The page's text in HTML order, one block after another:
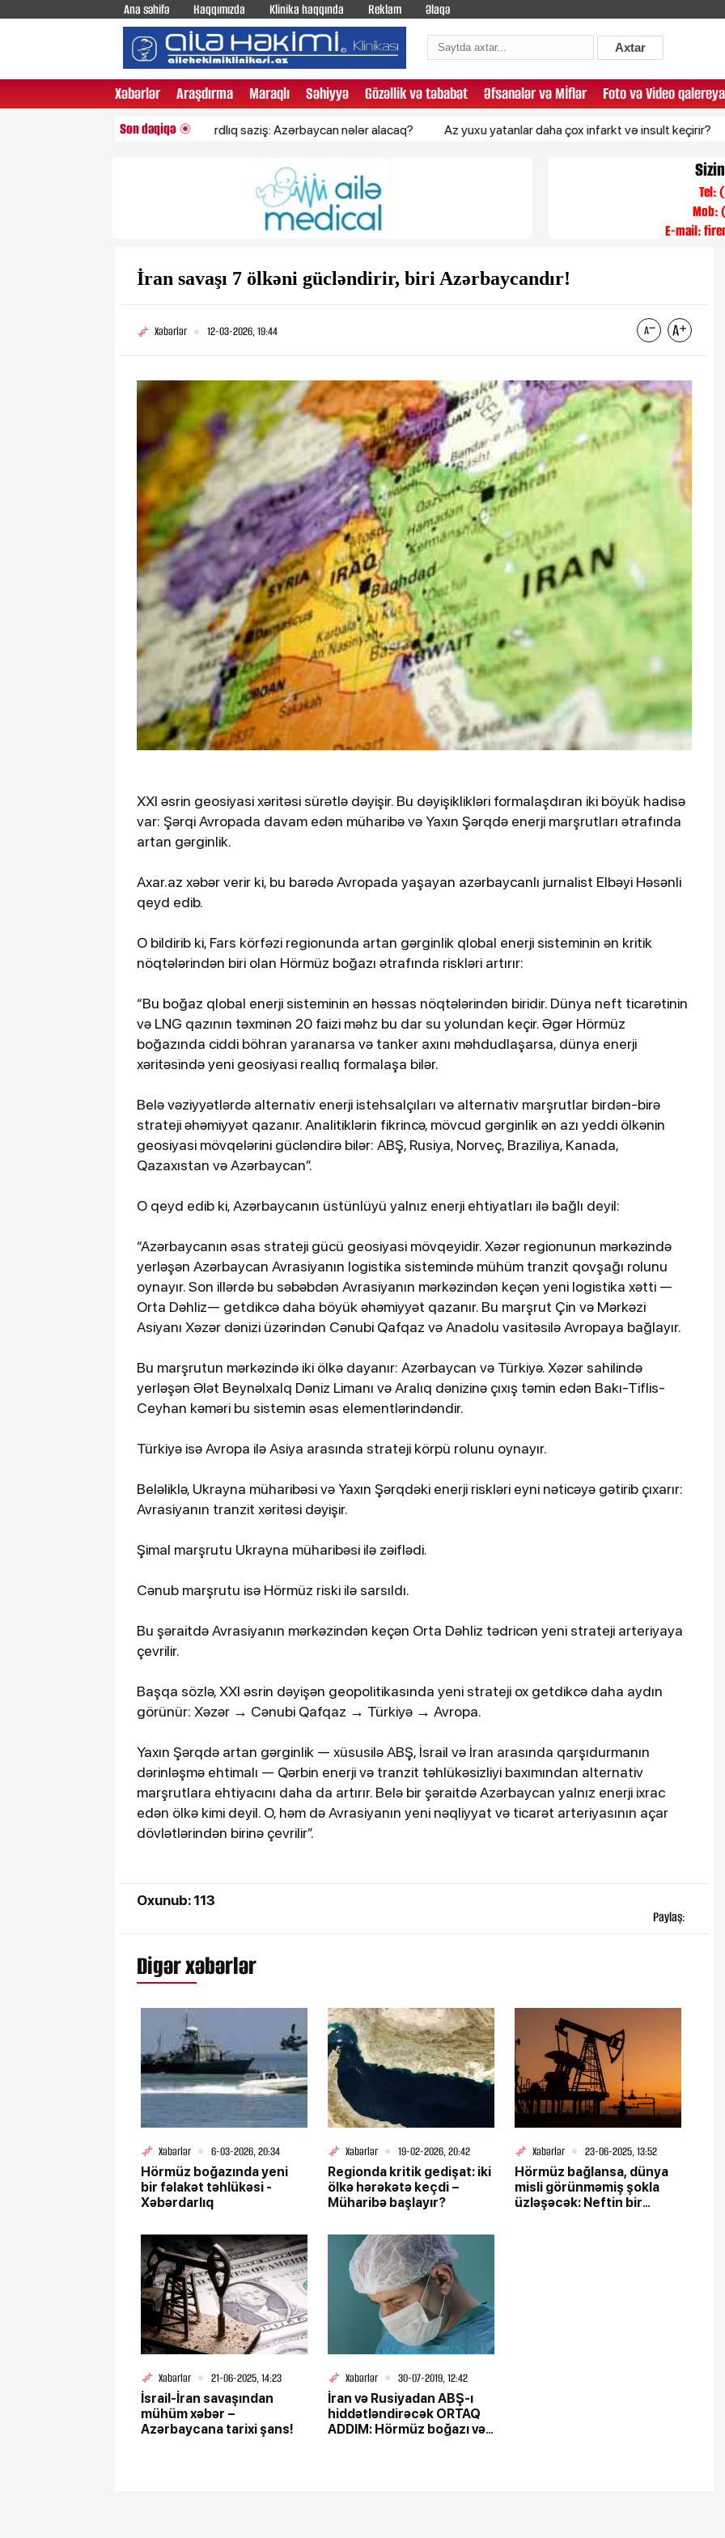
Ana səhifə Haqqımızda Klinika haqqında Reklam Əlaqə
Axtar
Xəbərlər Araşdırma Maraqlı Səhiyyə Gözəllik və təbabət Əfsanələr və Mİflər Foto və Video qalereya
Son dəqiqə
ABŞ-la 7,5 milyardlıq saziş: Azərbaycan nələr alacaq? Az yuxu yatanlar daha çox infarkt və insult keçirir?
Tel:
Mob:
E-mail:
İran savaşı 7 ölkəni gücləndirir, biri Azərbaycandır!
Xəbərlər 12-03-2026, 19:44
XXI əsrin geosiyasi xəritəsi sürətlə dəyişir. Bu dəyişiklikləri formalaşdıran iki böyük hadisə
var: Şərqi Avropada davam edən müharibə və Yaxın Şərqdə enerji marşrutları ətrafında
artan gərginlik.
Axar.az xəbər verir ki, bu barədə Avropada yaşayan azərbaycanlı jurnalist Elbəyi Həsənli
qeyd edib.
O bildirib ki, Fars körfəzi regionunda artan gərginlik qlobal enerji sisteminin ən kritik
nöqtələrindən biri olan Hörmüz boğazı ətrafında riskləri artırır:
“Bu boğaz qlobal enerji sisteminin ən həssas nöqtələrindən biridir. Dünya neft ticarətinin
və LNG qazının təxminən 20 faizi məhz bu dar su yolundan keçir. Əgər Hörmüz
boğazında ciddi böhran yaranarsa və tanker axını məhdudlaşarsa, dünya enerji
xəritəsində yeni geosiyasi reallıq formalaşa bilər.
Belə vəziyyətlərdə alternativ enerji istehsalçıları və alternativ marşrutlar birdən-birə
strateji əhəmiyyət qazanır. Analitiklərin fikrincə, mövcud gərginlik ən azı yeddi ölkənin
geosiyasi mövqelərini gücləndirə bilər: ABŞ, Rusiya, Norveç, Braziliya, Kanada,
Qazaxıstan və Azərbaycan”.
O qeyd edib ki, Azərbaycanın üstünlüyü yalnız enerji ehtiyatları ilə bağlı deyil:
“Azərbaycanın əsas strateji gücü geosiyasi mövqeyidir. Xəzər regionunun mərkəzində
yerləşən Azərbaycan Avrasiyanın logistika sistemində mühüm tranzit qovşağı rolunu
oynayır. Son illərdə bu səbəbdən Avrasiyanın mərkəzindən keçən yeni logistika xətti —
Orta Dəhliz— getdikcə daha böyük əhəmiyyət qazanır. Bu marşrut Çin və Mərkəzi
Asiyanı Xəzər dənizi üzərindən Cənubi Qafqaz və Anadolu vasitəsilə Avropaya bağlayır.
Bu marşrutun mərkəzində iki ölkə dayanır: Azərbaycan və Türkiyə. Xəzər sahilində
yerləşən Ələt Beynəlxalq Dəniz Limanı və Aralıq dənizinə çıxış təmin edən Bakı-Tiflis-
Ceyhan kəməri bu sistemin əsas elementlərindəndir.
Türkiyə isə Avropa ilə Asiya arasında strateji körpü rolunu oynayır.
Beləliklə, Ukrayna müharibəsi və Yaxın Şərqdəki enerji riskləri eyni nəticəyə gətirib çıxarır:
Avrasiyanın tranzit xəritəsi dəyişir.
Şimal marşrutu Ukrayna müharibəsi ilə zəiflədi.
Cənub marşrutu isə Hörmüz riski ilə sarsıldı.
Bu şəraitdə Avrasiyanın mərkəzindən keçən Orta Dəhliz tədricən yeni strateji arteriyaya
çevrilir.
Başqa sözlə, XXI əsrin dəyişən geopolitikasında yeni strateji ox getdikcə daha aydın
görünür: Xəzər → Cənubi Qafqaz → Türkiyə → Avropa.
Yaxın Şərqdə artan gərginlik — xüsusilə ABŞ, İsrail və İran arasında qarşıdurmanın
dərinləşmə ehtimalı — Qərbin enerji və tranzit təhlükəsizliyi baxımından alternativ
marşrutlara ehtiyacını daha da artırır. Belə bir şəraitdə Azərbaycan yalnız enerji ixrac
edən ölkə kimi deyil. O, həm də Avrasiyanın yeni nəqliyyat və ticarət arteriyasının açar
dövlətlərindən birinə çevrilir”.
Oxunub: 113
Paylaş:
Digər xəbərlər
Xəbərlər
6-03-2026, 20:34
Hörmüz boğazında yeni
bir fəlakət təhlükəsi -
Xəbərdarlıq
Xəbərlər
19-02-2026, 20:42
Regionda kritik gedişat: iki
ölkə hərəkətə keçdi –
Müharibə başlayır?
Xəbərlər
23-06-2025, 13:52
Hörmüz bağlansa, dünya
misli görünməmiş şokla
üzləşəcək: Neftin bir
Xəbərlər
21-06-2025, 14:23
İsrail-İran savaşından
mühüm xəbər –
Azərbaycana tarixi şans!
Xəbərlər
30-07-2019, 12:42
İran və Rusiyadan ABŞ-ı
hiddətləndirəcək ORTAQ
ADDIM: Hörmüz boğazı və
Hansı idman növləri bel üçün
zərərlidir? - Ortoped açıqladı
ABŞ-la 7,5 milyardlıq saziş:
Azərbaycan nələr alacaq?